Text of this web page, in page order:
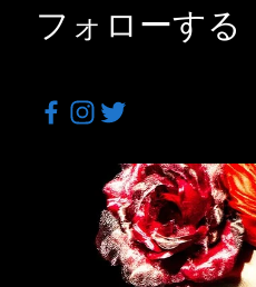
フォローする
Facebook
Instagram
Twitter